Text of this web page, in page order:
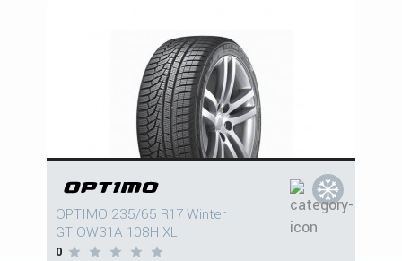
OPTIMO 235/65 R17 Winter
GT OW31A 108H XL
0